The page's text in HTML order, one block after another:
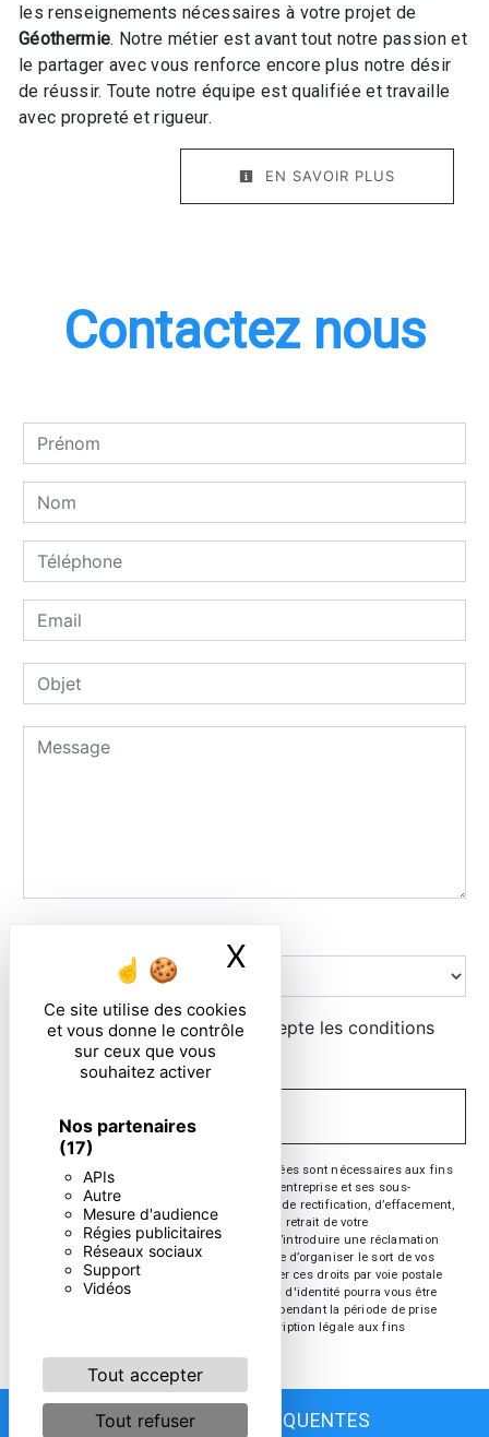
Ce site utilise des cookies
et vous donne le contrôle
sur ceux que vous
souhaitez activer
Nos partenaires
(17)
APIs
Autre
Mesure d'audience
Régies publicitaires
Réseaux sociaux
Support
Vidéos
Tout accepter
Tout refuser
X Masquer le
les renseignements nécessaires à votre projet de
Géothermie. Notre métier est avant tout notre passion et
le partager avec vous renforce encore plus notre désir
de réussir. Toute notre équipe est qualifiée et travaille
avec propreté et rigueur.
EN SAVOIR PLUS
Contactez nous
En cochant cette case, j'accepte les conditions
particulières ci-dessous **
** Les données personnelles communiquées sont nécessaires aux fins
de vous contacter. Elles sont destinées à l'entreprise et ses sous-
traitants. Vous disposez de droits d’accès, de rectification, d’effacement,
de portabilité, de limitation, d’opposition, de retrait de votre
consentement à tout moment et du droit d’introduire une réclamation
auprès d’une autorité de contrôle, ainsi que d’organiser le sort de vos
données post-mortem. Vous pouvez exercer ces droits par voie postale
ou par courrier électronique. Un justificatif d'identité pourra vous être
demandé. Nous conservons vos données pendant la période de prise
de contact puis pendant la durée de prescription légale aux fins
RECHERCHES FRÉQUENTES